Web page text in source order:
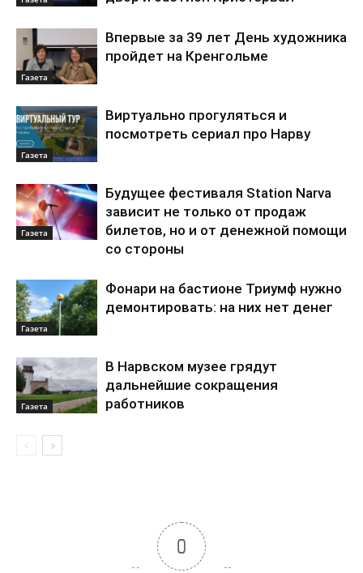
Газета
Впервые за 39 лет День художника
пройдет на Кренгольме
Газета
Виртуально прогуляться и
посмотреть сериал про Нарву
Газета
Будущее фестиваля Station Narva
зависит не только от продаж
билетов, но и от денежной помощи
со стороны
Газета
Фонари на бастионе Триумф нужно
демонтировать: на них нет денег
Газета
В Нарвском музее грядут
дальнейшие сокращения
работников
0